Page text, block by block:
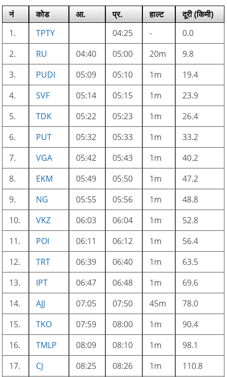
नं कोड आ. प्र. हाल्ट
दूरी (किमी)
1.
TPTY 04:25 -
0.0
2.
RU 04:40 05:00 20m
9.8
3.
PUDI 05:09 05:10 1m
19.4
4.
SVF 05:14 05:15 1m
23.9
5.
TDK 05:22 05:23 1m
26.4
6.
PUT 05:32 05:33 1m
33.2
7.
VGA 05:42 05:43 1m
40.2
8.
EKM 05:49 05:50 1m
47.2
9.
NG 05:55 05:56 1m
48.8
10.
VKZ 06:03 06:04 1m
52.8
11.
POI 06:11 06:12 1m
56.4
12.
TRT 06:39 06:40 1m
63.5
13.
IPT 06:47 06:48 1m
69.6
14.
AJJ 07:05 07:50 45m
78.0
15.
TKO 07:59 08:00 1m
90.4
16.
TMLP 08:09 08:10 1m
98.1
17.
CJ 08:25 08:26 1m
110.8